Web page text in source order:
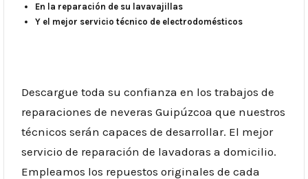
En la reparación de su lavavajillas
Y el mejor servicio técnico de electrodomésticos
Descargue toda su confianza en los trabajos de
reparaciones de neveras Guipúzcoa que nuestros
técnicos serán capaces de desarrollar. El mejor
servicio de reparación de lavadoras a domicilio.
Empleamos los repuestos originales de cada